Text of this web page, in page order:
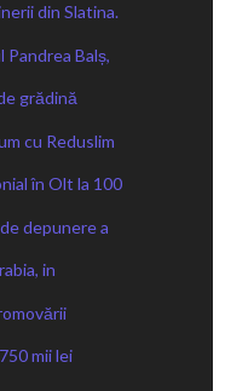
din Slatina.
Pandrea Balș,
grădină
cu Reduslim
în Olt la 100
depunere a
in
mii lei